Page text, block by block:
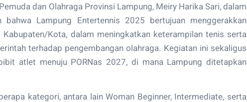
dan Olahraga Provinsi Lampung, Meiry Harika Sari, dalam
bahwa Lampung Entertennis 2025 bertujuan menggerakkan
Kabupaten/Kota, dalam meningkatkan keterampilan tenis serta
terhadap pengembangan olahraga. Kegiatan ini sekaligus
atlet menuju PORNas 2027, di mana Lampung ditetapkan
kategori, antara lain Woman Beginner, Intermediate, serta